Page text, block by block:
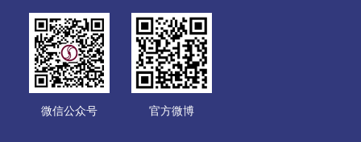
微信公众号 官方微博